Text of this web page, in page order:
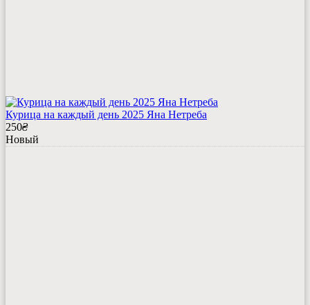
Курица на каждый день 2025 Яна Нетреба
250₴
Новый